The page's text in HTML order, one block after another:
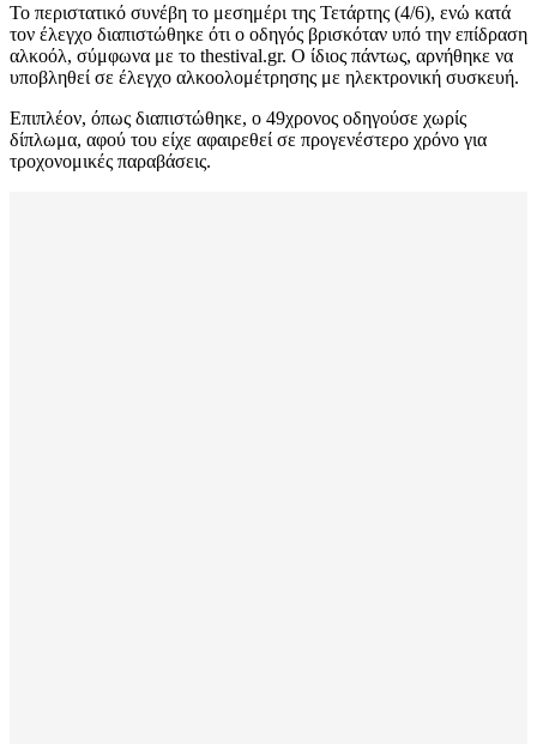
Το περιστατικό συνέβη το μεσημέρι της Τετάρτης (4/6), ενώ κατά
τον έλεγχο διαπιστώθηκε ότι ο οδηγός βρισκόταν υπό την επίδραση
αλκοόλ, σύμφωνα με το thestival.gr. Ο ίδιος πάντως, αρνήθηκε να
υποβληθεί σε έλεγχο αλκοολομέτρησης με ηλεκτρονική συσκευή.
Επιπλέον, όπως διαπιστώθηκε, ο 49χρονος οδηγούσε χωρίς
δίπλωμα, αφού του είχε αφαιρεθεί σε προγενέστερο χρόνο για
τροχονομικές παραβάσεις.